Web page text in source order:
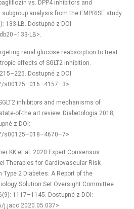
vs. DPP4 inhibitors and
analysis from the EMPRISE study.
133-LB. Dostupné z DOI:
LB>.
renal glucose reabsorption to treat
effects of SGLT2 inhibition.
Dostupné z DOI:
s00125–016–4157–3>.
inhibitors and mechanisms of
of-the art review. Diabetologia 2018;
z DOI:
s00125–018–4670–7>.
KK et al. 2020 Expert Consensus
Therapies for Cardiovascular Risk
2 Diabetes: A Report of the
Solution Set Oversight Committee.
1117–1145. Dostupné z DOI:
j.jacc.2020.05.037>.